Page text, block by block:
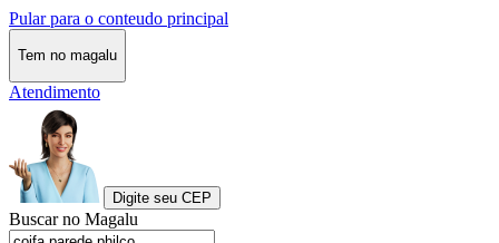
Pular para o conteudo principal
Tem no magalu
Atendimento
Digite seu CEP
Buscar no Magalu